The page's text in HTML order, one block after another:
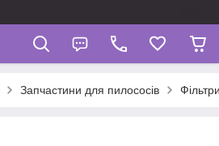
Запчастини для пилососів